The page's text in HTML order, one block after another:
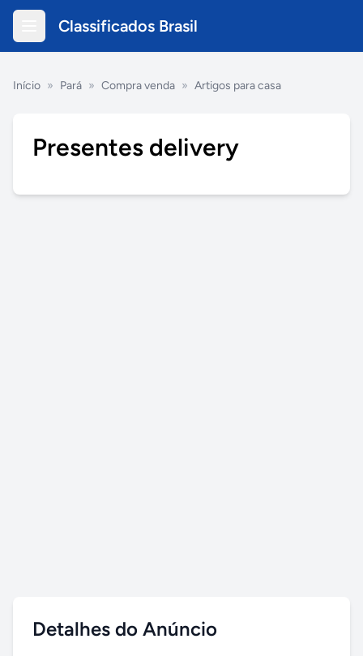
Classificados Brasil
Início » Pará » Compra venda » Artigos para casa
Presentes delivery
Detalhes do Anúncio